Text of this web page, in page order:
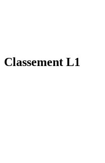
Classement L1